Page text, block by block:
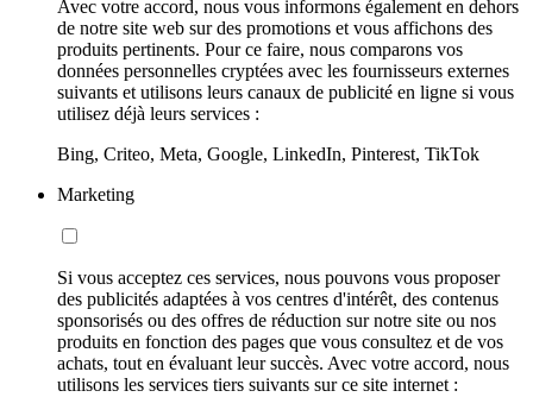
Avec votre accord, nous vous informons également en dehors
de notre site web sur des promotions et vous affichons des
produits pertinents. Pour ce faire, nous comparons vos
données personnelles cryptées avec les fournisseurs externes
suivants et utilisons leurs canaux de publicité en ligne si vous
utilisez déjà leurs services :
Bing, Criteo, Meta, Google, LinkedIn, Pinterest, TikTok
Marketing
Si vous acceptez ces services, nous pouvons vous proposer
des publicités adaptées à vos centres d'intérêt, des contenus
sponsorisés ou des offres de réduction sur notre site ou nos
produits en fonction des pages que vous consultez et de vos
achats, tout en évaluant leur succès. Avec votre accord, nous
utilisons les services tiers suivants sur ce site internet :